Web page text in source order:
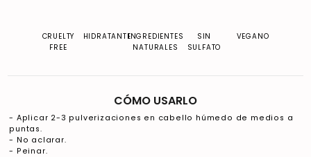
CRUELTY
FREE
HIDRATANTEINGREDIENTES
NATURALES
SIN
SULFATO
VEGANO
CÓMO USARLO
- Aplicar 2-3 pulverizaciones en cabello húmedo de medios a
puntas.
- No aclarar.
- Peinar.